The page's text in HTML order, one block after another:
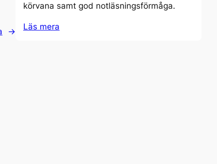
→
körvana samt god notläsningsförmåga.
Läs mera